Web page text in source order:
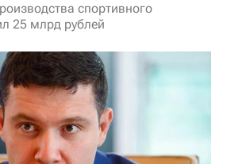
спортивного
25 млрд рублей